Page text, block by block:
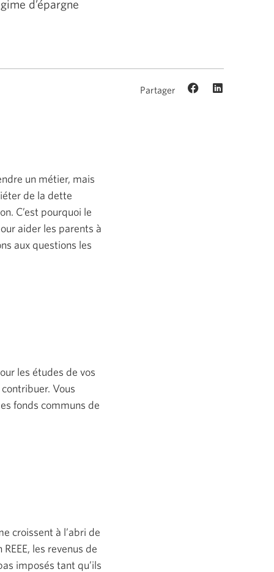
d’épargne
Partager
un métier, mais
de la dette
C’est pourquoi le
aider les parents à
aux questions les
les études de vos
Vous
fonds communs de
croissent à l’abri de
les revenus de
imposés tant qu’ils